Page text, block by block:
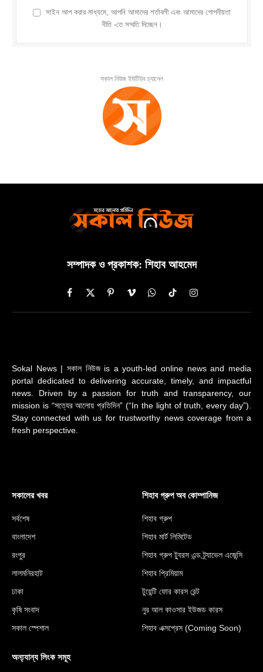
সাইন আপ করার মাধ্যমে, আপনি আমাদের শর্তাবলী এবং আমাদের গোপনীয়তা
নীতি -তে সম্মতি দিচ্ছেন।
সকাল নিউজ ইউটিউব চ্যানেল
সম্পাদক ও প্রকাশক: শিহাব আহমেদ
Facebook
X
(Twitter)
PinterestVimeoWhatsAppTikTokInstagram
Sokal News | সকাল নিউজ is a youth-led online news and media
portal dedicated to delivering accurate, timely, and impactful
news. Driven by a passion for truth and transparency, our
mission is “সত্যের আলোয় প্রতিদিন” (“In the light of truth, every day”).
Stay connected with us for trustworthy news coverage from a
fresh perspective.
সকালের খবর
সর্বশেষ
বাংলাদেশ
রংপুর
লালমনিরহাট
ঢাকা
কৃষি সংবাদ
সকাল স্পেশাল
শিহাব গ্রুপ অব কোম্পানিজ
শিহাব গ্রুপ
শিহাব মার্ট লিমিটেড
শিহাব গ্রুপ ট্যুরস এন্ড ট্র্যাভেল এজেন্সি
শিহাব প্রিমিয়াম
টুয়েন্টি ফোর কারস রেন্ট
নুর আল কাওসার ইউজড কারস
শিহাব এক্সপ্রেস (Coming Soon)
অন্য্যান্য লিংক সমূহ